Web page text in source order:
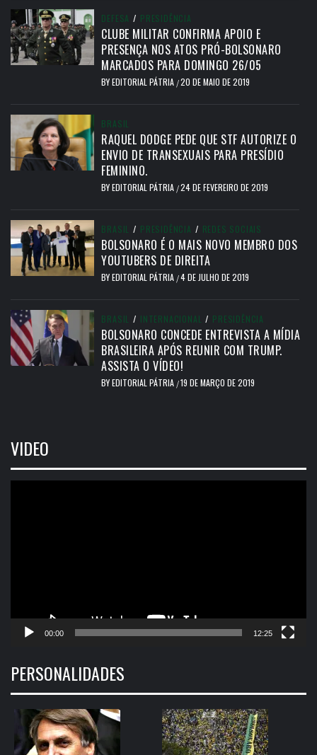
DEFESA / PRESIDÊNCIA
CLUBE MILITAR CONFIRMA APOIO E
PRESENÇA NOS ATOS PRÓ-BOLSONARO
MARCADOS PARA DOMINGO 26/05
BYEDITORIAL PÁTRIA /20 DE MAIO DE 2019
BRASIL
RAQUEL DODGE PEDE QUE STF AUTORIZE O
ENVIO DE TRANSEXUAIS PARA PRESÍDIO
FEMININO.
BYEDITORIAL PÁTRIA /24 DE FEVEREIRO DE 2019
BRASIL / PRESIDÊNCIA / REDES SOCIAIS
BOLSONARO É O MAIS NOVO MEMBRO DOS
YOUTUBERS DE DIREITA
BYEDITORIAL PÁTRIA /4 DE JULHO DE 2019
BRASIL / INTERNACIONAL / PRESIDÊNCIA
BOLSONARO CONCEDE ENTREVISTA A MÍDIA
BRASILEIRA APÓS REUNIR COM TRUMP.
ASSISTA O VÍDEO!
BYEDITORIAL PÁTRIA /19 DE MARÇO DE 2019
VIDEO
00:00 12:25
PERSONALIDADES